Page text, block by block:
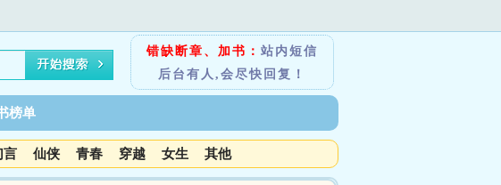
错缺断章、加书： 站内短信
后台有人,会尽快回复！
榜单
言 仙侠 青春 穿越 女生 其他